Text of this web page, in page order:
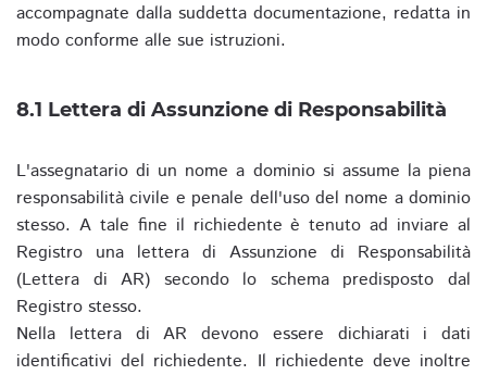
accompagnate dalla suddetta documentazione, redatta in
modo conforme alle sue istruzioni.
8.1 Lettera di Assunzione di Responsabilità
L'assegnatario di un nome a dominio si assume la piena
responsabilità civile e penale dell'uso del nome a dominio
stesso. A tale fine il richiedente è tenuto ad inviare al
Registro una lettera di Assunzione di Responsabilità
(Lettera di AR) secondo lo schema predisposto dal
Registro stesso.
Nella lettera di AR devono essere dichiarati i dati
identificativi del richiedente. Il richiedente deve inoltre